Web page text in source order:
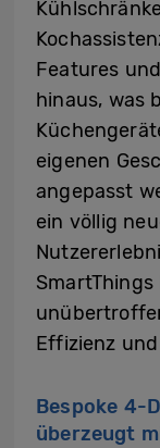
Features
hinaus, was
eigenen
angepasst
ein völlig
Effizienz
Bespoke 4-
überzeugt